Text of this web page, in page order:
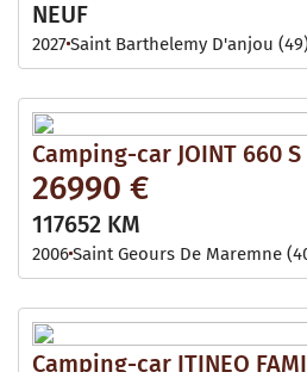
NEUF
2027Saint Barthelemy D'anjou
Camping-car JOINT 660 S
26990 €
117652 KM
2006Saint Geours De Maremne
Camping-car ITINEO